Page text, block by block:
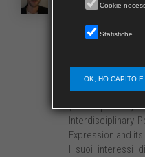
Laureato in
Cognition, and
assegnista di
(Schizophrenia,
Interdisciplinary
Expression and
I suoi interessi
Cookie
Statistiche
OK, HO CAPITO E